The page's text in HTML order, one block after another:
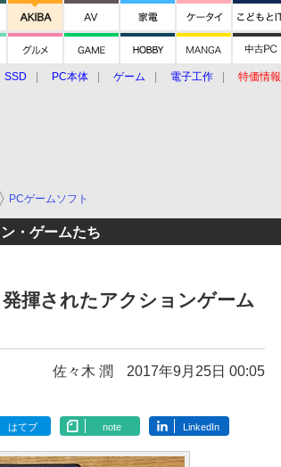
SSD PC本体 ゲーム 電子工作 特価情報
PCゲームソフト
・ゲームたち
揮されたアクションゲーム
佐々木 潤 2017年9月25日 00:05
はてブ note LinkedIn